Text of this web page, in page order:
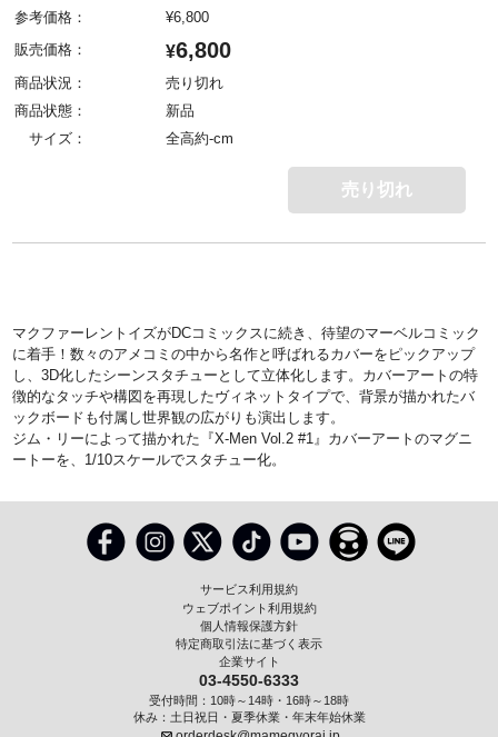
参考価格：
¥6,800
販売価格：
¥6,800
商品状況：
売り切れ
商品状態：
新品
サイズ：
全高約-cm
売り切れ
マクファーレントイズがDCコミックスに続き、待望のマーベルコミック
に着手！数々のアメコミの中から名作と呼ばれるカバーをピックアップ
し、3D化したシーンスタチューとして立体化します。カバーアートの特
徴的なタッチや構図を再現したヴィネットタイプで、背景が描かれたバ
ックボードも付属し世界観の広がりも演出します。
ジム・リーによって描かれた『X-Men Vol.2 #1』カバーアートのマグニ
ートーを、1/10スケールでスタチュー化。
サービス利用規約
ウェブポイント利用規約
個人情報保護方針
特定商取引法に基づく表示
企業サイト
03-4550-6333
受付時間：10時～14時・16時～18時
休み：土日祝日・夏季休業・年末年始休業